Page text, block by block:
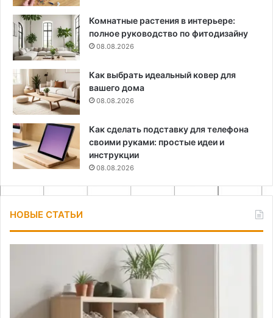
Комнатные растения в интерьере:
полное руководство по фитодизайну
08.08.2026
Как выбрать идеальный ковер для
вашего дома
08.08.2026
Как сделать подставку для телефона
своими руками: простые идеи и
инструкции
08.08.2026
НОВЫЕ СТАТЬИ